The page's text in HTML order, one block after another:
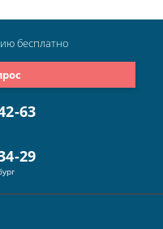
63
29
бесплатно